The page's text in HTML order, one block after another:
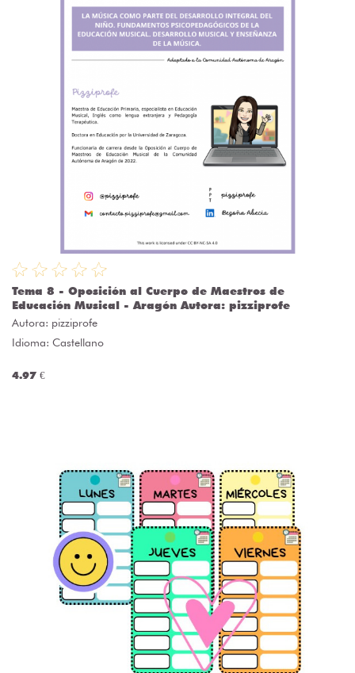
Tema 8 - Oposición al Cuerpo de Maestros de
Educación Musical - Aragón Autora: pizziprofe
Autora: pizziprofe
Idioma: Castellano
4.97 €